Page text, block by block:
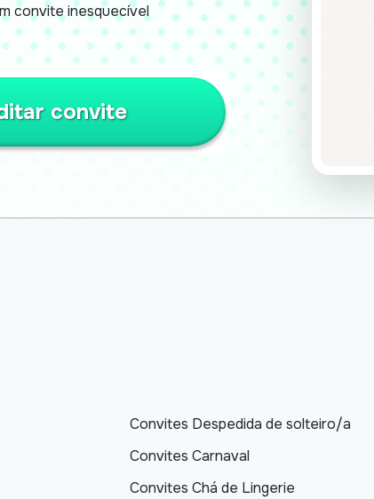
convite inesquecível
convite
Convites Despedida de solteiro/a
Convites Carnaval
Convites Chá de Lingerie